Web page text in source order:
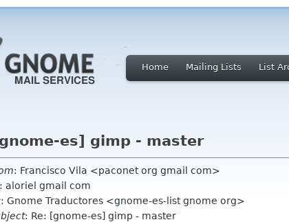
Home Mailing Lists List
es] gimp - master
: Francisco Vila <paconet org gmail com>
: aloriel gmail com
: Gnome Traductores <gnome-es-list gnome org>
: Re: [gnome-es] gimp - master